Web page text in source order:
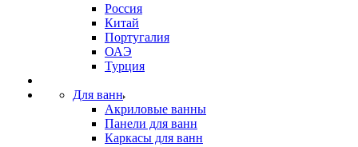
Россия
Китай
Португалия
ОАЭ
Турция
Для ванн
Акриловые ванны
Панели для ванн
Каркасы для ванн